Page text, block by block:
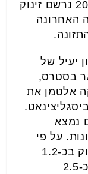
כי בקרב הציבור הישראלי מאז 2024 נרשם זינוק
האחרונה
יעיל של
בסטרס,
אלטמן את
נמצא
על פי
נתוני שוק, בשנת 2024 הוערך השוק בכ-1.2
מיליארד דולר, והוא צפוי להגיע לכ-2.5